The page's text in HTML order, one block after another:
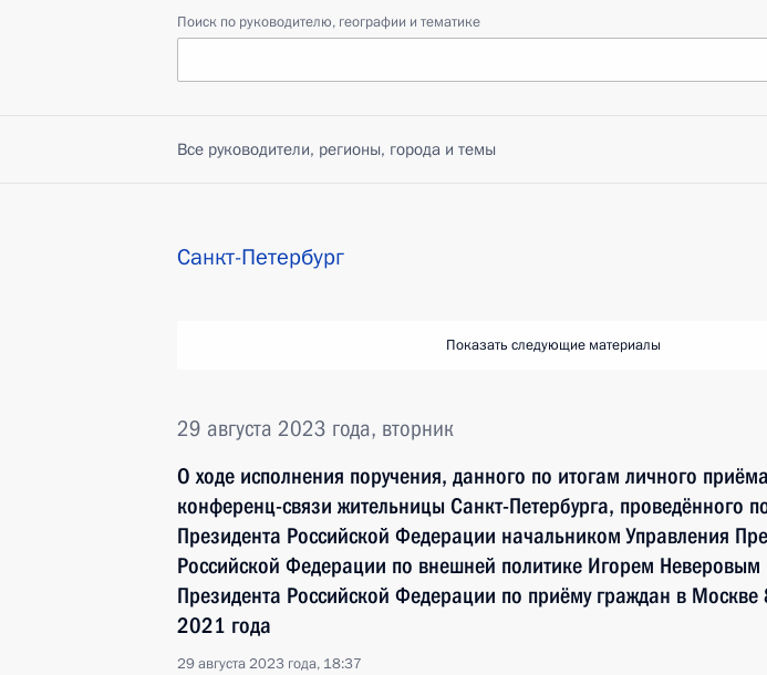
Поиск по руководителю, географии и тематике
Все руководители, регионы, города и темы
Санкт-Петербург
Показать следующие материалы
29 августа 2023 года, вторник
О ходе исполнения поручения, данного по итогам личного
конференц-связи жительницы Санкт-Петербурга, проведённого
Президента Российской Федерации начальником Управления
Российской Федерации по внешней политике Игорем
Президента Российской Федерации по приёму граждан в Москве
2021 года
29 августа 2023 года, 18:37